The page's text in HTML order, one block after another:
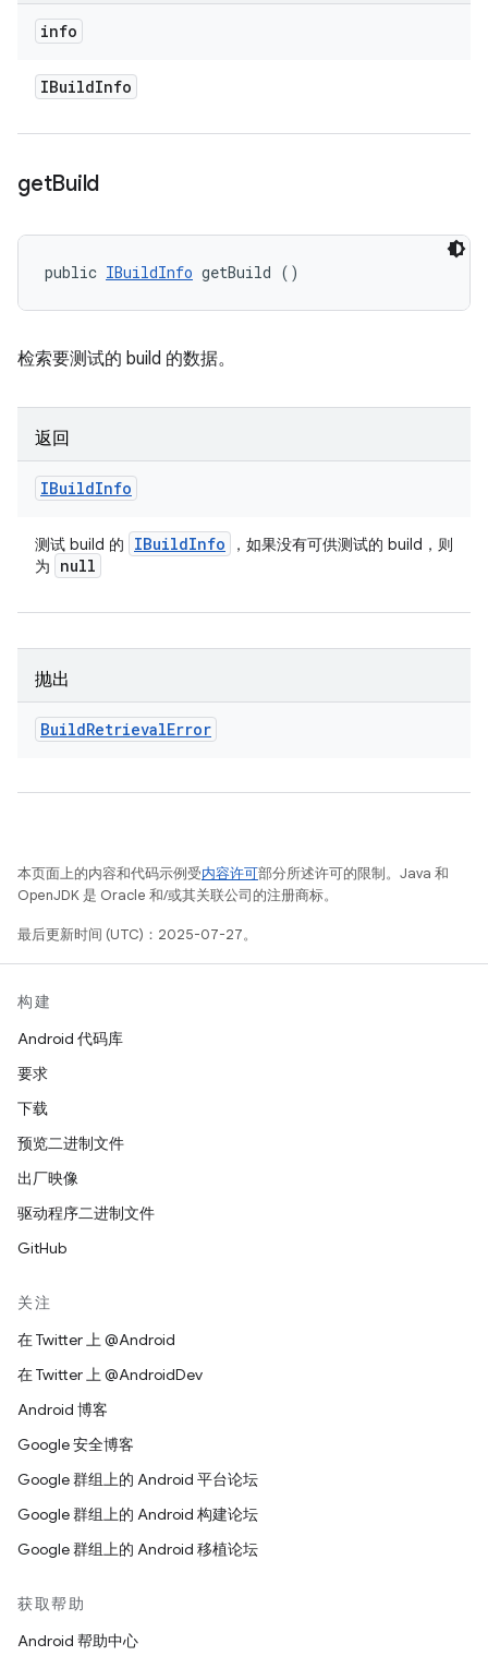
info
IBuildInfo
getBuild
public IBuildInfo getBuild ()
检索要测试的 build 的数据。
返回
IBuildInfo
测试 build 的 IBuildInfo
，如果没有可供测试的 build，则
为
null
抛出
BuildRetrievalError
本页面上的内容和代码示例受内容许可部分所述许可的限制。Java 和
OpenJDK 是 Oracle 和/或其关联公司的注册商标。
最后更新时间 (UTC)：2025-07-27。
构建
Android 代码库
要求
下载
预览二进制文件
出厂映像
驱动程序二进制文件
GitHub
关注
在 Twitter 上 @Android
在 Twitter 上 @AndroidDev
Android 博客
Google 安全博客
Google 群组上的 Android 平台论坛
Google 群组上的 Android 构建论坛
Google 群组上的 Android 移植论坛
获取帮助
Android 帮助中心